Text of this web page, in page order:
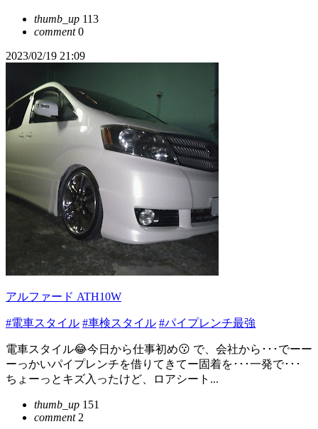
thumb_up 113
comment0
2023/02/19 21:09
アルファード ATH10W
#電車スタイル #車検スタイル #パイプレンチ最強
電車スタイル😂今日から仕事初め😗 で、会社から･･･でーー
ーっかいパイプレンチを借りてきてー固着を･･･一発で･･･
ちょーっとキズ入ったけど、ロアシート...
thumb_up 151
comment2